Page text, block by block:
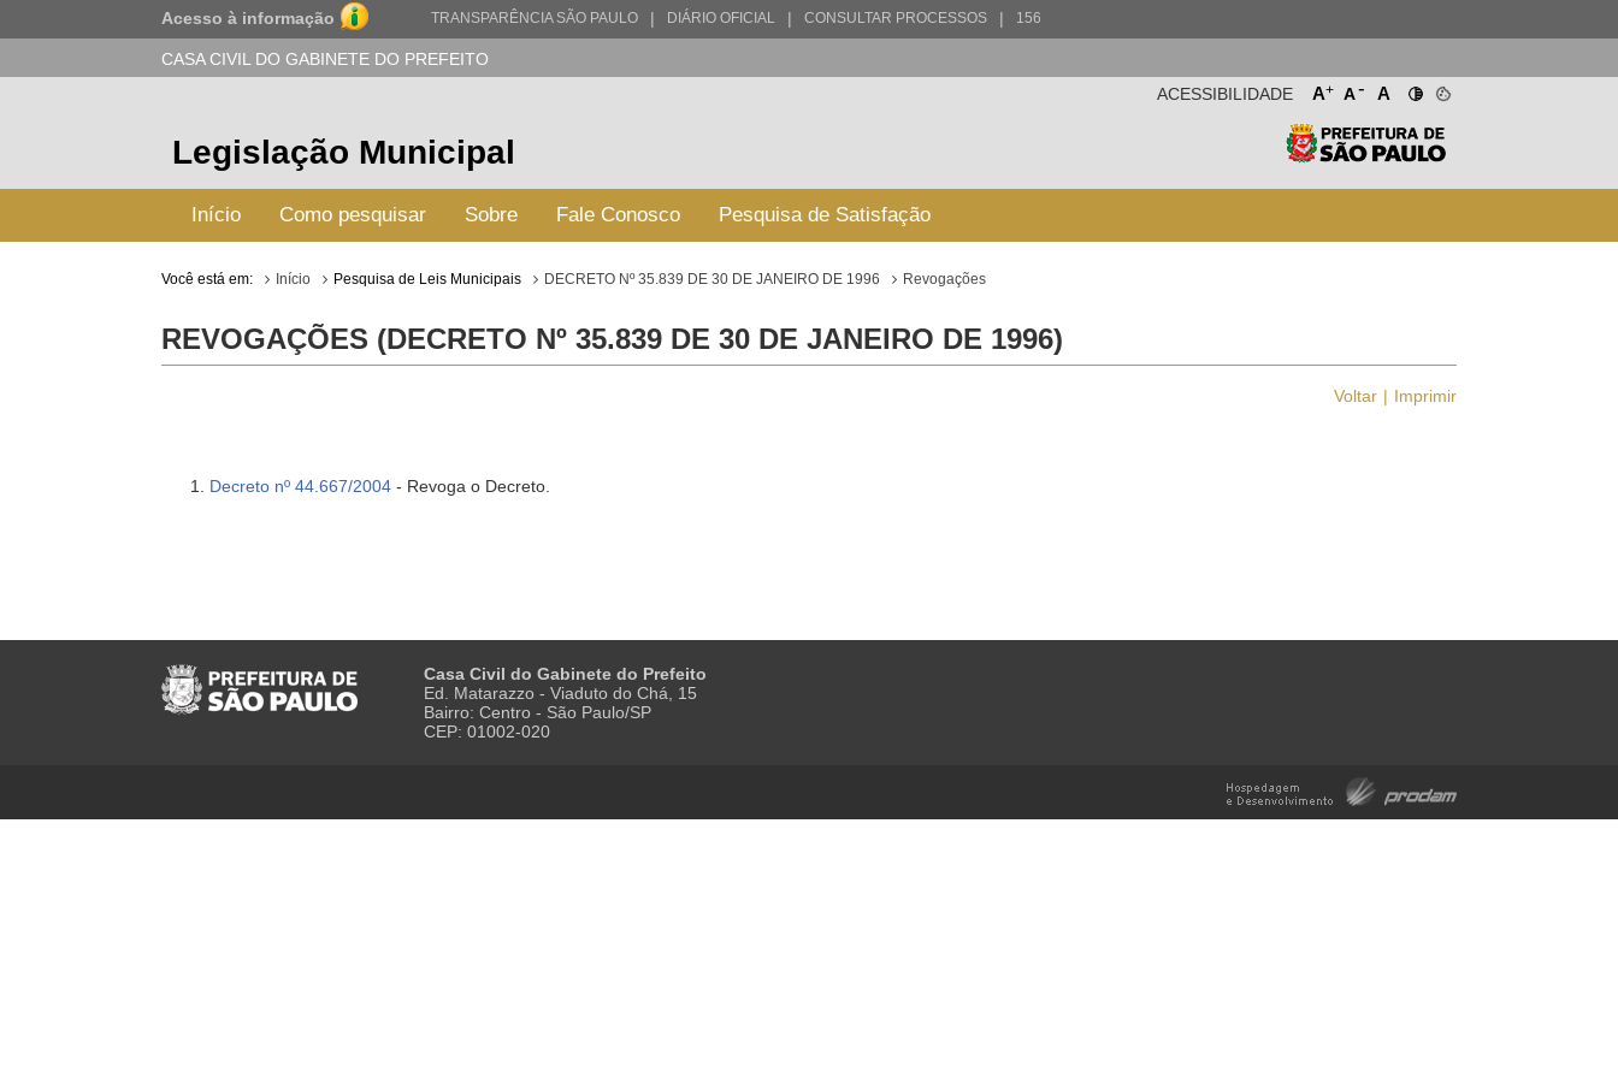
Acesso à informação TRANSPARÊNCIA SÃO PAULO | DIÁRIO OFICIAL | CONSULTAR PROCESSOS | 156
CASA CIVIL DO GABINETE DO PREFEITO
A+ A- A
ACESSIBILIDADE
Legislação Municipal
Início Como pesquisar Sobre Fale Conosco Pesquisa de Satisfação
Você está em: Início Pesquisa de Leis Municipais DECRETO Nº 35.839 DE 30 DE JANEIRO DE 1996 Revogações
REVOGAÇÕES (DECRETO Nº 35.839 DE 30 DE JANEIRO DE 1996)
Voltar Imprimir
Decreto nº 44.667/2004 - Revoga o Decreto.
Casa Civil do Gabinete do Prefeito
Ed. Matarazzo - Viaduto do Chá, 15
Bairro: Centro - São Paulo/SP
CEP: 01002-020